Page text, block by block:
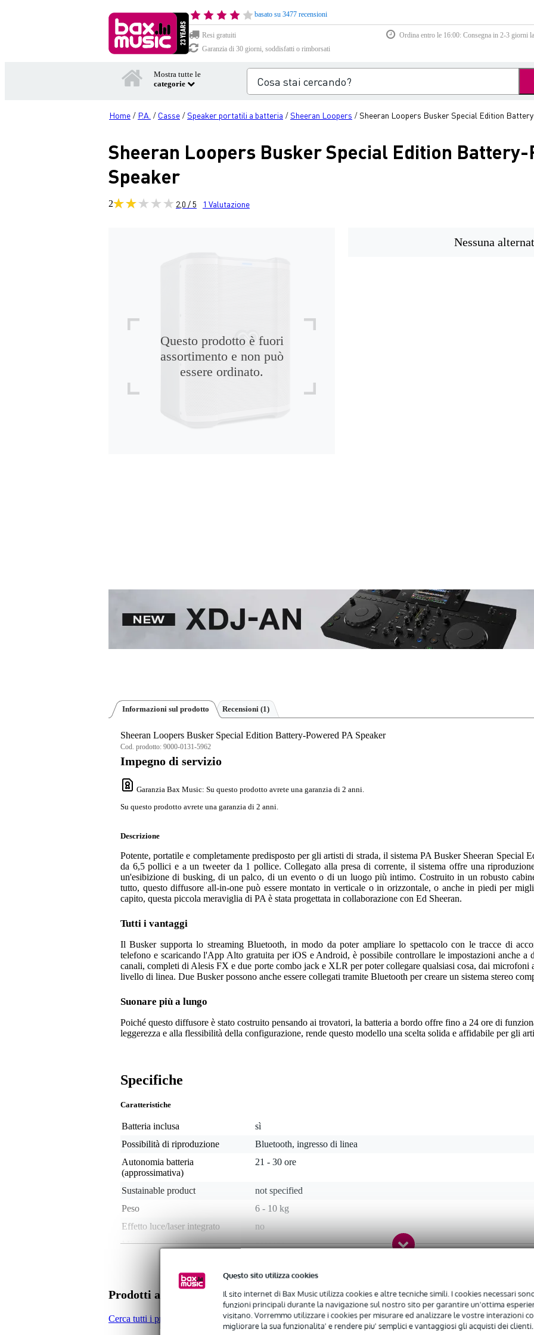
Questo sito utilizza cookies
Il sito internet di Bax Music utilizza cookies e altre tecniche simili. I cookies necessari
funzioni principali durante la navigazione sul nostro sito per garantire un'ottima
visitano. Vorremmo utilizzare i cookies per misurare ed analizzare le vostre interazioni
migliorare la sua funzionalita' e rendere piu' semplici e vantaggiosi gli acquisti dei clienti.
basato su 3477 recensioni
Resi gratuiti
Ordina entro le 16:00: Consegna in 2-3 giorni
Garanzia di 30 giorni, soddisfatti o rimborsati
Mostra tutte le
categorie
Home / P.A. / Casse /Speaker portatili a batteria /Sheeran Loopers /Sheeran Loopers Busker Special Edition
Sheeran Loopers Busker Special Edition Battery-
Speaker
2 2,0 / 5 1 Valutazione
Questo prodotto è fuori
assortimento e non può
essere ordinato.
Nessuna
Informazioni sul prodotto Recensioni (1)
Sheeran Loopers Busker Special Edition Battery-Powered PA Speaker
Cod. prodotto: 9000-0131-5962
Impegno di servizio
Garanzia Bax Music: Su questo prodotto avrete una garanzia di 2 anni.
Su questo prodotto avrete una garanzia di 2 anni.
Descrizione
Potente, portatile e completamente predisposto per gli artisti di strada, il sistema PA Busker Sheeran Special
da 6,5 pollici e a un tweeter da 1 pollice. Collegato alla presa di corrente, il sistema offre una
un'esibizione di busking, di un palco, di un evento o di un luogo più intimo. Costruito in un robusto
tutto, questo diffusore all-in-one può essere montato in verticale o in orizzontale, o anche in piedi per
capito, questa piccola meraviglia di PA è stata progettata in collaborazione con Ed Sheeran.
Tutti i vantaggi
Il Busker supporta lo streaming Bluetooth, in modo da poter ampliare lo spettacolo con le tracce di
telefono e scaricando l'App Alto gratuita per iOS e Android, è possibile controllare le impostazioni anche a
canali, completi di Alesis FX e due porte combo jack e XLR per poter collegare qualsiasi cosa, dai microfoni
livello di linea. Due Busker possono anche essere collegati tramite Bluetooth per creare un sistema stereo
Suonare più a lungo
Poiché questo diffusore è stato costruito pensando ai trovatori, la batteria a bordo offre fino a 24 ore di
leggerezza e alla flessibilità della configurazione, rende questo modello una scelta solida e affidabile per gli
Specifiche
Caratteristiche
Batteria inclusa
sì
Possibilità di riproduzione
Bluetooth, ingresso di linea
Autonomia batteria
(approssimativa)
21 - 30 ore
Sustainable product
not specified
Peso
6 - 10 kg
Effetto luce/laser integrato
no
Microfono incluso
nessuno
Potenza RMS
non specificato
unbalanced line in (TS jack), balanced line in (XLR)
Analogue audio output type
balanced line out (XLR)
Prodotti alternativi di altre marche
Cerca tutti i prodotti nella categoria Speaker portatili a batteria